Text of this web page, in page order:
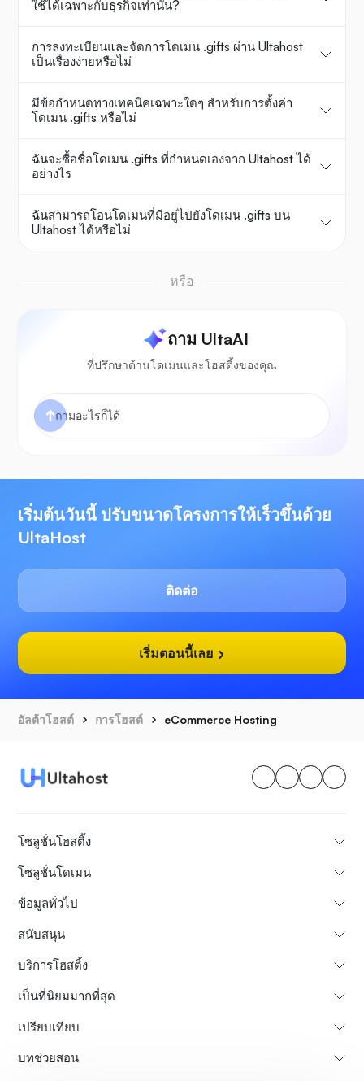
ใช้ได้เฉพาะกับธุรกิจเท่านั้น?
การลงทะเบียนและจัดการโดเมน .gifts ผ่าน Ultahost
เป็นเรื่องง่ายหรือไม่
มีข้อกำหนดทางเทคนิคเฉพาะใดๆ สำหรับการตั้งค่า
โดเมน .gifts หรือไม่
ฉันจะซื้อชื่อโดเมน .gifts ที่กำหนดเองจาก Ultahost ได้
อย่างไร
ฉันสามารถโอนโดเมนที่มีอยู่ไปยังโดเมน .gifts บน
Ultahost ได้หรือไม่
หรือ
ถาม UltaAI
ที่ปรึกษาด้านโดเมนและโฮสติ้งของคุณ
เริ่มต้นวันนี้ ปรับขนาดโครงการให้เร็วขึ้นด้วย
UltaHost
ติดต่อ
เริ่มตอนนี้เลย
อัลต้าโฮสต์ การโฮสต์ eCommerce Hosting
โซลูชั่นโฮสติ้ง
โซลูชั่นโดเมน
ข้อมูลทั่วไป
สนับสนุน
บริการโฮสติ้ง
เป็นที่นิยมมากที่สุด
เปรียบเทียบ
บทช่วยสอน